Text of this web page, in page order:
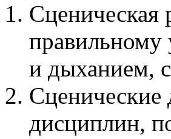
Сценическая
правильному
и дыханием,
Сценические
дисциплин,